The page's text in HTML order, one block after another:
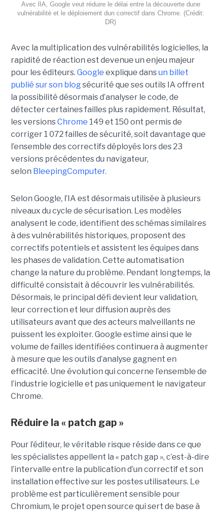
Avec lIA, Google veut réduire le délai entre la découverte dune
vulnérabilité et le déploiement dun correctif dans Chrome. (Crédit:
DR)
Avec la multiplication des vulnérabilités logicielles, la
rapidité de réaction est devenue un enjeu majeur
pour les éditeurs. Google explique dansun billet
publié sur son blogsécurité que ses outils IA offrent
la possibilité désormais d’analyser le code, de
détecter certaines failles plus rapidement. Résultat,
les versionsChrome 149 et 150 ont permis de
corriger 1 072 failles de sécurité, soit davantage que
l’ensemble des correctifs déployés lors des 23
versions précédentes du navigateur,
selon BleepingComputer.
Selon Google, l’IA est désormais utilisée à plusieurs
niveaux du cycle de sécurisation. Les modèles
analysent le code, identifient des schémas similaires
à des vulnérabilités historiques, proposent des
correctifs potentiels et assistent les équipes dans
les phases de validation. Cette automatisation
change la nature du problème. Pendant longtemps, la
difficulté consistait à découvrir les vulnérabilités.
Désormais, le principal défi devient leur validation,
leur correction et leur diffusion auprès des
utilisateurs avant que des acteurs malveillants ne
puissent les exploiter. Google estime ainsi que le
volume de failles identifiées continuera à augmenter
à mesure que les outils d’analyse gagnent en
efficacité. Une évolution qui concerne l’ensemble de
l’industrie logicielle et pas uniquement le navigateur
Chrome.
Réduire la « patch gap »
Pour l’éditeur, le véritable risque réside dans ce que
les spécialistes appellent la « patch gap », c’est-à-dire
l’intervalle entre la publication d’un correctif et son
installation effective sur les postes utilisateurs. Le
problème est particulièrement sensible pour
Chromium, le projet open source qui sert de base à